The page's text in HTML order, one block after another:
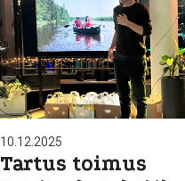
10.12.2025
Tartus toimus